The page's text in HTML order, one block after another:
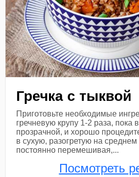
Гречка с тыквой
Приготовьте необходимые
гречневую крупу 1-2 раза, пока
прозрачной, и хорошо
в сухую, разогретую на среднем
постоянно перемешивая,...
Посмотреть